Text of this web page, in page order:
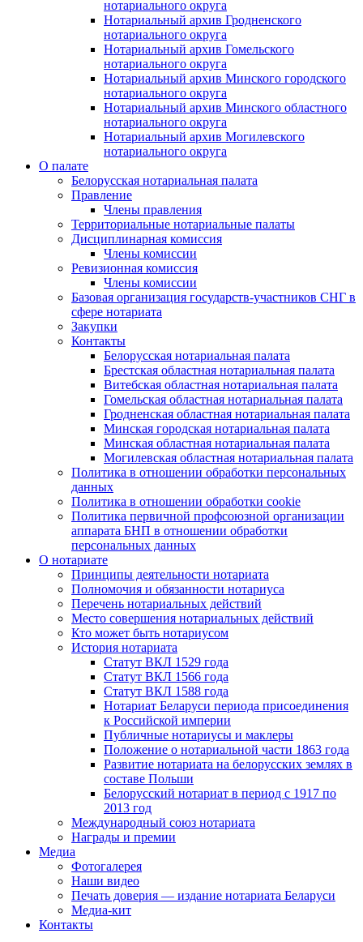
нотариального округа
Нотариальный архив Гродненского
нотариального округа
Нотариальный архив Гомельского
нотариального округа
Нотариальный архив Минского городского
нотариального округа
Нотариальный архив Минского областного
нотариального округа
Нотариальный архив Могилевского
нотариального округа
О палате
Белорусская нотариальная палата
Правление
Члены правления
Территориальные нотариальные палаты
Дисциплинарная комиссия
Члены комиссии
Ревизионная комиссия
Члены комиссии
Базовая организация государств-участников СНГ в
сфере нотариата
Закупки
Контакты
Белорусская нотариальная палата
Брестская областная нотариальная палата
Витебская областная нотариальная палата
Гомельская областная нотариальная палата
Гродненская областная нотариальная палата
Минская городская нотариальная палата
Минская областная нотариальная палата
Могилевская областная нотариальная палата
Политика в отношении обработки персональных
данных
Политика в отношении обработки cookie
Политика первичной профсоюзной организации
аппарата БНП в отношении обработки
персональных данных
О нотариате
Принципы деятельности нотариата
Полномочия и обязанности нотариуса
Перечень нотариальных действий
Место совершения нотариальных действий
Кто может быть нотариусом
История нотариата
Статут ВКЛ 1529 года
Статут ВКЛ 1566 года
Статут ВКЛ 1588 года
Нотариат Беларуси периода присоединения
к Российской империи
Публичные нотариусы и маклеры
Положение о нотариальной части 1863 года
Развитие нотариата на белорусских землях в
составе Польши
Белорусский нотариат в период с 1917 по
2013 год
Международный союз нотариата
Награды и премии
Медиа
Фотогалерея
Наши видео
Печать доверия — издание нотариата Беларуси
Медиа-кит
Контакты